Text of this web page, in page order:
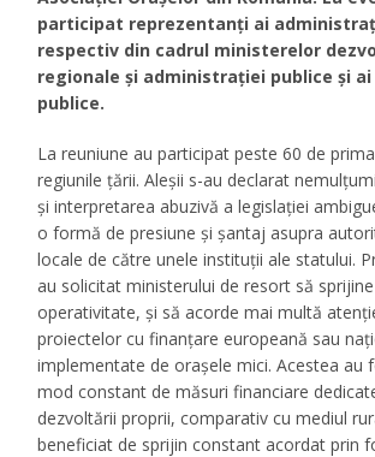
participat reprezentanţi ai
respectiv din cadrul ministerelor
regionale şi administraţiei publice şi
publice.
La reuniune au participat peste 60 de
regiunile ţării. Aleşii s-au declarat
şi interpretarea abuzivă a legislaţiei
o formă de presiune şi şantaj asupra
locale de către unele instituţii ale statului.
au solicitat ministerului de resort să
operativitate, şi să acorde mai multă
proiectelor cu finanţare europeană sau
implementate de oraşele mici. Acestea au
mod constant de măsuri financiare
dezvoltării proprii, comparativ cu mediul
beneficiat de sprijin constant acordat prin